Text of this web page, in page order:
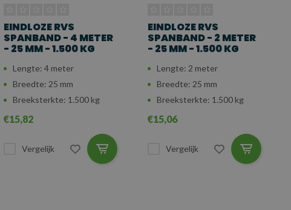
EINDLOZE RVS
SPANBAND - 4 METER
- 25 MM - 1.500 KG
Lengte: 4 meter
Breedte: 25 mm
Breeksterkte: 1.500 kg
€15,82
Vergelijk
EINDLOZE RVS
SPANBAND - 2 METER
- 25 MM - 1.500 KG
Lengte: 2 meter
Breedte: 25 mm
Breeksterkte: 1.500 kg
€15,06
Vergelijk